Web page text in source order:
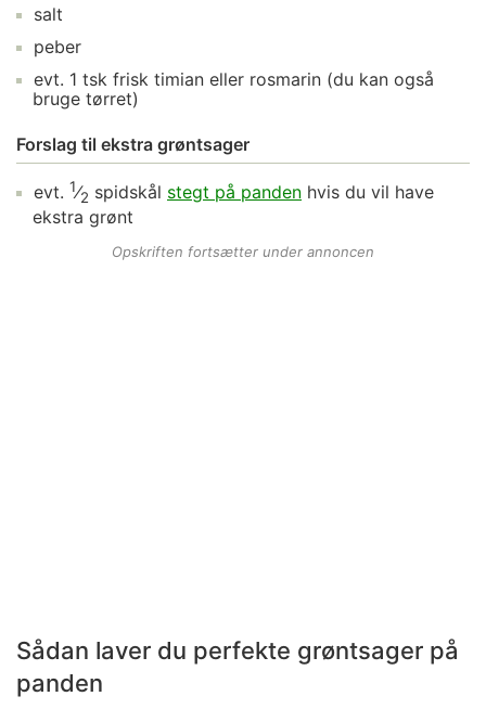
salt
peber
evt. 1 tsk frisk timian eller rosmarin (du kan også
bruge tørret)
Forslag til ekstra grøntsager
evt. 1⁄2 spidskål stegt på panden hvis du vil have
ekstra grønt
Opskriften fortsætter under annoncen
Sådan laver du perfekte grøntsager på
panden